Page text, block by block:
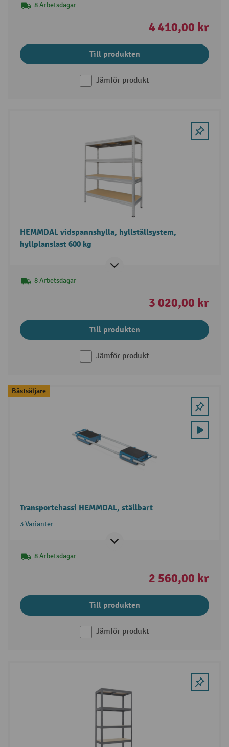
8 Arbetsdagar
4 410,00 kr
Till produkten
Jämför produkt
HEMMDAL vidspannshylla, hyllställsystem,
hyllplanslast 600 kg
8 Arbetsdagar
3 020,00 kr
Till produkten
Jämför produkt
Bästsäljare
Transportchassi HEMMDAL, ställbart
3 Varianter
8 Arbetsdagar
2 560,00 kr
Till produkten
Jämför produkt